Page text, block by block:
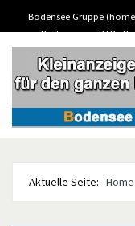
Bodensee Gruppe
Bodensee
BTP -
Aktuelle Seite: Home